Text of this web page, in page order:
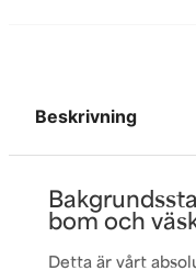
Beskrivning
bom och
Detta är vårt